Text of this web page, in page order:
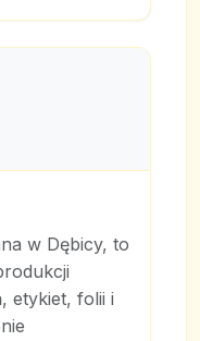
w Dębicy, to
etykiet, folii i